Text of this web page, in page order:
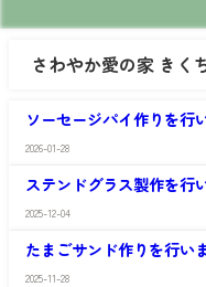
さわやか愛の家 きく
わ
や
か
の
家
き
ち
館
ソーセージパイ作りを行
2026-01-28
わ
や
か
の
家
き
ステンドグラス製作を行
2025-12-04
わ
や
か
たまごサンド作りを行い
2025-11-28